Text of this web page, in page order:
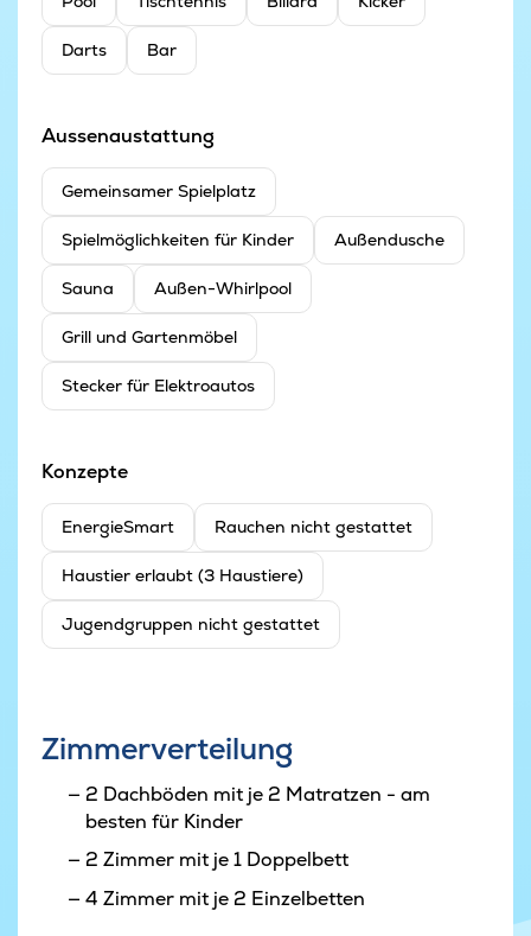
Darts Bar
Aussenaustattung
Gemeinsamer Spielplatz
Spielmöglichkeiten für Kinder Außendusche
Sauna Außen-Whirlpool
Grill und Gartenmöbel
Stecker für Elektroautos
Konzepte
EnergieSmart Rauchen nicht gestattet
Haustier erlaubt (3 Haustiere)
Jugendgruppen nicht gestattet
Zimmerverteilung
2 Dachböden mit je 2 Matratzen - am
besten für Kinder
2 Zimmer mit je 1 Doppelbett
4 Zimmer mit je 2 Einzelbetten